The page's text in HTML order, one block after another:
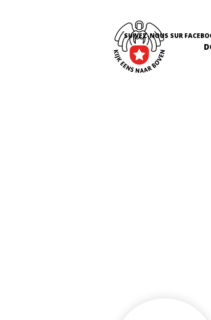
SUIVEZ-NOUS SUR